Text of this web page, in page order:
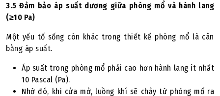
3.5 Đảm bảo áp suất dương giữa phòng mổ và hành lang
(≥10 Pa)
Một yếu tố sống còn khác trong thiết kế phòng mổ là cân
bằng áp suất.
Áp suất trong phòng mổ phải cao hơn hành lang ít nhất
10 Pascal (Pa).
Nhờ đó, khi cửa mở, luồng khí sẽ chảy từ phòng mổ ra